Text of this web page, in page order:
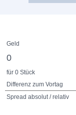
Geld
0
für 0 Stück
Differenz zum Vortag
Spread absolut / relativ